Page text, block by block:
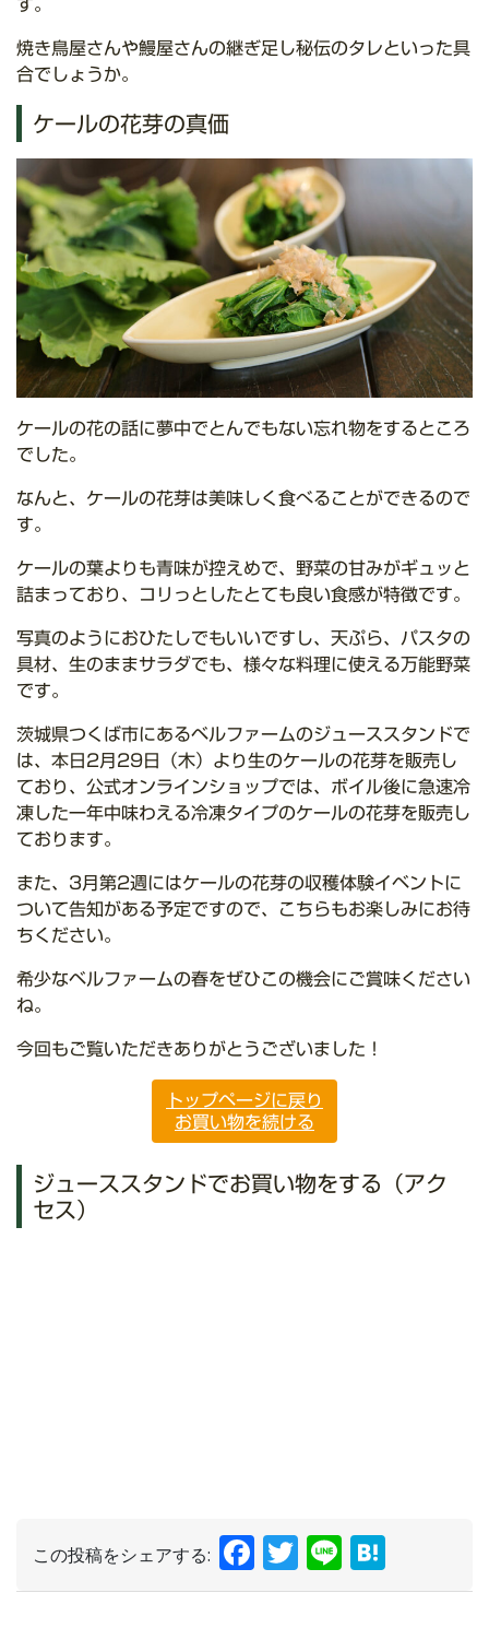
す。
焼き鳥屋さんや鰻屋さんの継ぎ足し秘伝のタレといった具
合でしょうか。
ケールの花芽の真価
ケールの花の話に夢中でとんでもない忘れ物をするところ
でした。
なんと、ケールの花芽は美味しく食べることができるので
す。
ケールの葉よりも青味が控えめで、野菜の甘みがギュッと
詰まっており、コリっとしたとても良い食感が特徴です。
写真のようにおひたしでもいいですし、天ぷら、パスタの
具材、生のままサラダでも、様々な料理に使える万能野菜
です。
茨城県つくば市にあるベルファームのジューススタンドで
は、本日2月29日（木）より生のケールの花芽を販売し
ており、公式オンラインショップでは、ボイル後に急速冷
凍した一年中味わえる冷凍タイプのケールの花芽を販売し
ております。
また、3月第2週にはケールの花芽の収穫体験イベントに
ついて告知がある予定ですので、こちらもお楽しみにお待
ちください。
希少なベルファームの春をぜひこの機会にご賞味ください
ね。
今回もご覧いただきありがとうございました！
トップページに戻り
お買い物を続ける
ジューススタンドでお買い物をする（アク
セス）
この投稿をシェアする: Facebook
Twitter
Line